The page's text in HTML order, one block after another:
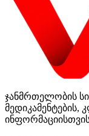
ჯანმრთელობის
მედიკამენტების,